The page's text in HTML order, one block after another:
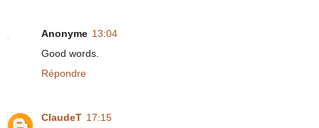
Anonyme 13:04
Good words.
Répondre
ClaudeT 17:15